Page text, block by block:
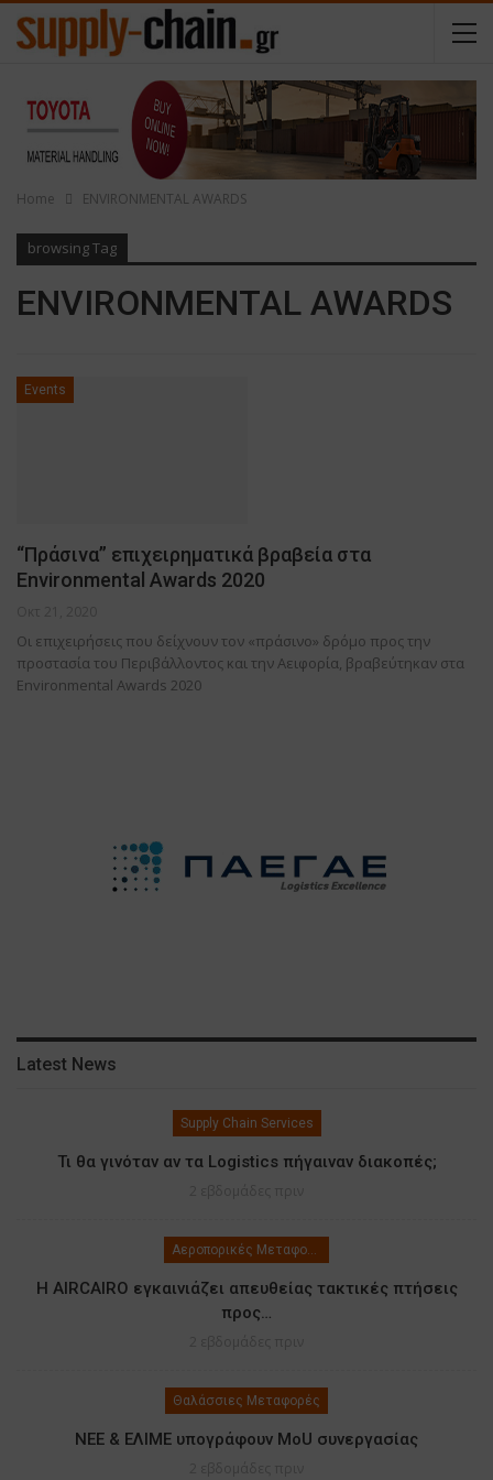
Home ENVIRONMENTAL AWARDS
browsing Tag
ENVIRONMENTAL AWARDS
Events
“Πράσινα” επιχειρηματικά βραβεία στα
Environmental Awards 2020
Οι επιχειρήσεις που δείχνουν τον «πράσινο» δρόμο προς την
προστασία του Περιβάλλοντος και την Αειφορία, βραβεύτηκαν στα
Environmental Awards 2020
Latest News
Supply Chain Services
Τι θα γινόταν αν τα Logistics πήγαιναν διακοπές;
Αεροπορικές Μεταφορές
Η AIRCAIRO εγκαινιάζει απευθείας τακτικές πτήσεις
προς…
Θαλάσσιες Μεταφορές
ΝΕΕ & ΕΛΙΜΕ υπογράφουν MoU συνεργασίας